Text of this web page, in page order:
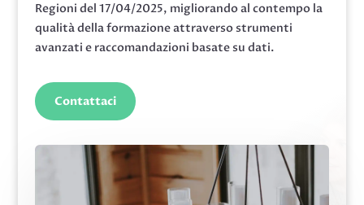
Regioni del 17/04/2025, migliorando al contempo la
qualità della formazione attraverso strumenti
avanzati e raccomandazioni basate su dati.
Contattaci